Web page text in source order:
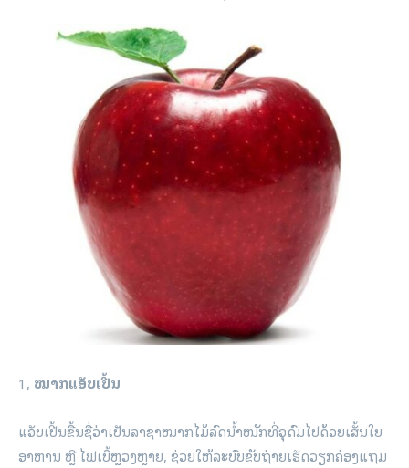
1, ໝາກແອັບເປີ້ນ
ແອັບເປີ້ນຂື້ນຊື່ວ່າເປັນລາຊາໝາກໄມ້ລົດນ້ຳໜັກທີ່ອຸດົມໄປດ້ວຍເສັ້ນໃຍ
ອາຫານ ຫຼື ໄຟເບີ້ຫຼວງຫຼາຍ, ຊ່ວຍໃຫ້ລະບົບຂັບຖ່າຍເຮັດວຽກຄ່ອງແຖມ